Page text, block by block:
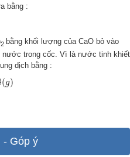
bằng :
2 bằng khối lượng của CaO bỏ vào
trong cốc. Vì là nước tinh khiết
dịch bằng :
(g)
- Góp ý